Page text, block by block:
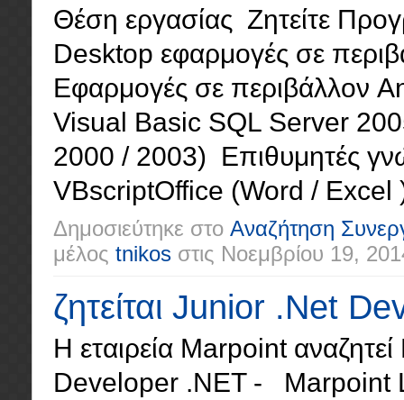
Θέση εργασίας Ζητείτε
Desktop εφαρμογές σε
Εφαρμογές σε περιβάλλον
Visual Basic SQL Server
2000 / 2003) Επιθυμητές
VBscriptOffice (Word / Excel
Δημοσιεύτηκε στο Αναζήτηση
μέλος tnikos στις Νοεμβρίου 19,
ζητείται Junior .Net
Η εταιρεία Marpoint
Developer .NET - Marpoint